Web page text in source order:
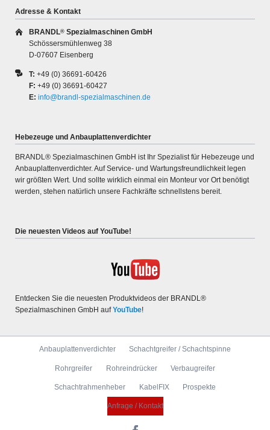
Adresse & Kontakt
BRANDL®Spezialmaschinen GmbH
Schössersmühlenweg 38
D-07607 Eisenberg
T: +49 (0) 36691-60426
F: +49 (0) 36691-60427
E: info@brandl-spezialmaschinen.de
Hebezeuge und Anbauplattenverdichter
BRANDL® Spezialmaschinen GmbH ist Ihr Spezialist für Hebe­zeuge und
An­bau­platten­ver­dichter. Auf Service- und War­tungs­freund­lichkeit legen
wir größten Wert. Und sollte wirklich ein­mal ein Monteur vor Ort benötigt
werden, stehen natür­lich unsere Fach­kräfte schnell­stens bereit.
Die neuesten Videos auf YouTube!
Entdecken Sie die neuesten Produktvideos der BRANDL®
Spezialmaschinen GmbH aufYouTube!
Navigation
Anbauplattenverdichter Schachtgreifer / Schachtspinne
Rohrgreifer Rohreindrücker Verbaugreifer
Schachtrahmenheber KabelFIX Prospekte
Anfrage / Kontakt